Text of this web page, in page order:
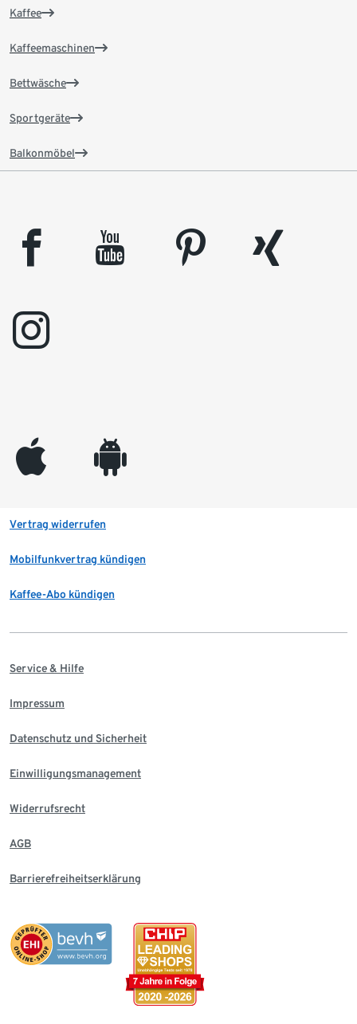
Kaffee
Kaffeemaschinen
Bettwäsche
Sportgeräte
Balkonmöbel
facebook youtube pinterest
xing
instagram
appleinc android
Vertrag widerrufen
Mobilfunkvertrag kündigen
Kaffee-Abo kündigen
Service & Hilfe
Impressum
Datenschutz und Sicherheit
Einwilligungsmanagement
Widerrufsrecht
AGB
Barrierefreiheitserklärung